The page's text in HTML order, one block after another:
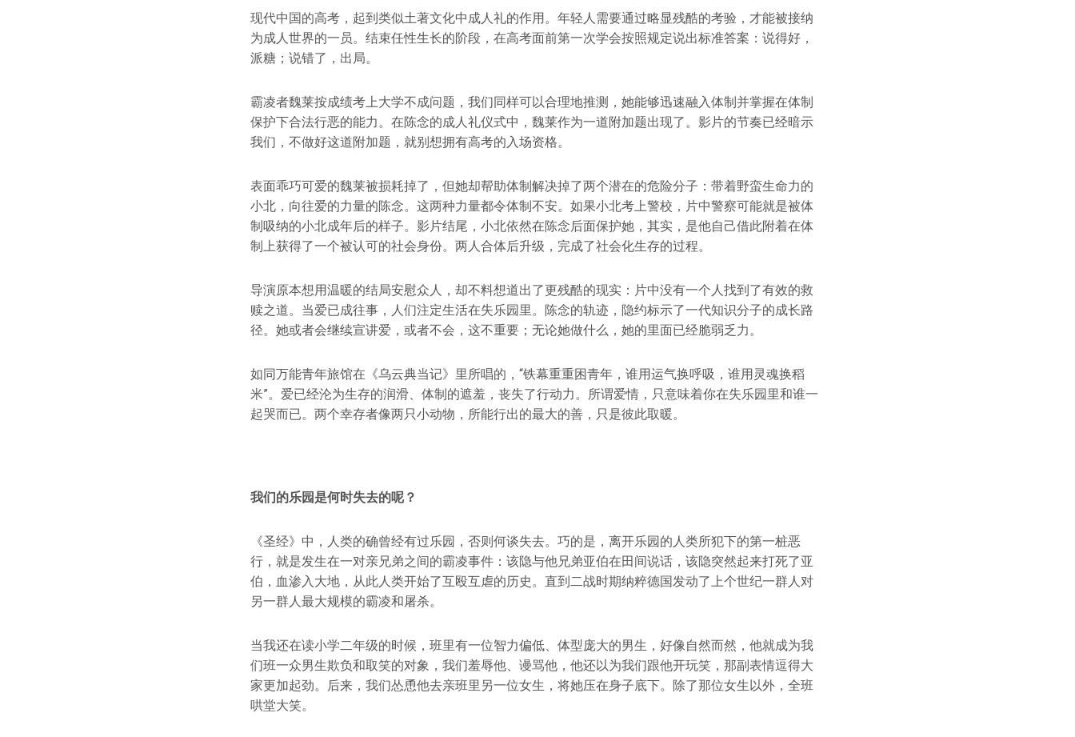
现代中国的高考，起到类似土著文化中成人礼的作用。年轻人需要通过略显残酷的考验，才能被接纳
为成人世界的一员。结束任性生长的阶段，在高考面前第一次学会按照规定说出标准答案：说得好，
派糖；说错了，出局。
霸凌者魏莱按成绩考上大学不成问题，我们同样可以合理地推测，她能够迅速融入体制并掌握在体制
保护下合法行恶的能力。在陈念的成人礼仪式中，魏莱作为一道附加题出现了。影片的节奏已经暗示
我们，不做好这道附加题，就别想拥有高考的入场资格。
表面乖巧可爱的魏莱被损耗掉了，但她却帮助体制解决掉了两个潜在的危险分子：带着野蛮生命力的
小北，向往爱的力量的陈念。这两种力量都令体制不安。如果小北考上警校，片中警察可能就是被体
制吸纳的小北成年后的样子。影片结尾，小北依然在陈念后面保护她，其实，是他自己借此附着在体
制上获得了一个被认可的社会身份。两人合体后升级，完成了社会化生存的过程。
导演原本想用温暖的结局安慰众人，却不料想道出了更残酷的现实：片中没有一个人找到了有效的救
赎之道。当爱已成往事，人们注定生活在失乐园里。陈念的轨迹，隐约标示了一代知识分子的成长路
径。她或者会继续宣讲爱，或者不会，这不重要；无论她做什么，她的里面已经脆弱乏力。
如同万能青年旅馆在《乌云典当记》里所唱的，“铁幕重重困青年，谁用运气换呼吸，谁用灵魂换稻
米”。爱已经沦为生存的润滑、体制的遮羞，丧失了行动力。所谓爱情，只意味着你在失乐园里和谁一
起哭而已。两个幸存者像两只小动物，所能行出的最大的善，只是彼此取暖。
我们的乐园是何时失去的呢？
《圣经》中，人类的确曾经有过乐园，否则何谈失去。巧的是，离开乐园的人类所犯下的第一桩恶
行，就是发生在一对亲兄弟之间的霸凌事件：该隐与他兄弟亚伯在田间说话，该隐突然起来打死了亚
伯，血渗入大地，从此人类开始了互殴互虐的历史。直到二战时期纳粹德国发动了上个世纪一群人对
另一群人最大规模的霸凌和屠杀。
当我还在读小学二年级的时候，班里有一位智力偏低、体型庞大的男生，好像自然而然，他就成为我
们班一众男生欺负和取笑的对象，我们羞辱他、谩骂他，他还以为我们跟他开玩笑，那副表情逗得大
家更加起劲。后来，我们怂恿他去亲班里另一位女生，将她压在身子底下。除了那位女生以外，全班
哄堂大笑。